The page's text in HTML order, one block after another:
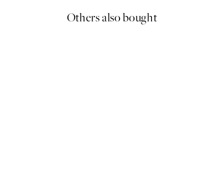
Others also bought